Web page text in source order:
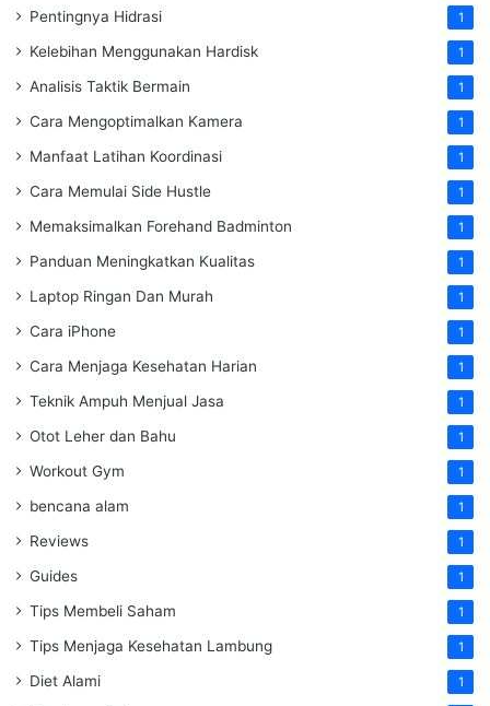
Pentingnya Hidrasi 1
Kelebihan Menggunakan Hardisk 1
Analisis Taktik Bermain 1
Cara Mengoptimalkan Kamera 1
Manfaat Latihan Koordinasi 1
Cara Memulai Side Hustle 1
Memaksimalkan Forehand Badminton 1
Panduan Meningkatkan Kualitas 1
Laptop Ringan Dan Murah 1
Cara iPhone 1
Cara Menjaga Kesehatan Harian 1
Teknik Ampuh Menjual Jasa 1
Otot Leher dan Bahu 1
Workout Gym 1
bencana alam 1
Reviews 1
Guides 1
Tips Membeli Saham 1
Tips Menjaga Kesehatan Lambung 1
Diet Alami 1